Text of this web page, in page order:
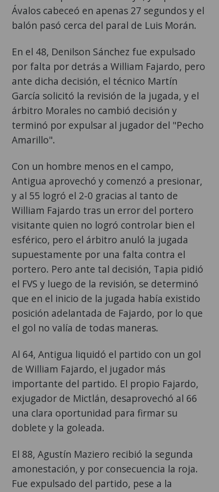
Ávalos cabeceó en apenas 27 segundos y el
balón pasó cerca del paral de Luis Morán.
En el 48, Denilson Sánchez fue expulsado
por falta por detrás a William Fajardo, pero
ante dicha decisión, el técnico Martín
García solicitó la revisión de la jugada, y el
árbitro Morales no cambió decisión y
terminó por expulsar al jugador del "Pecho
Amarillo".
Con un hombre menos en el campo,
Antigua aprovechó y comenzó a presionar,
y al 55 logró el 2-0 gracias al tanto de
William Fajardo tras un error del portero
visitante quien no logró controlar bien el
esférico, pero el árbitro anuló la jugada
supuestamente por una falta contra el
portero. Pero ante tal decisión, Tapia pidió
el FVS y luego de la revisión, se determinó
que en el inicio de la jugada había existido
posición adelantada de Fajardo, por lo que
el gol no valía de todas maneras.
Al 64, Antigua liquidó el partido con un gol
de William Fajardo, el jugador más
importante del partido. El propio Fajardo,
exjugador de Mictlán, desaprovechó al 66
una clara oportunidad para firmar su
doblete y la goleada.
El 88, Agustín Maziero recibió la segunda
amonestación, y por consecuencia la roja.
Fue expulsado del partido, pese a la